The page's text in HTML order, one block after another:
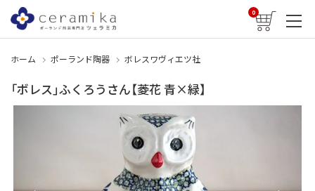
0
ホーム ポーランド陶器 ボレスワヴィエツ社
「ボレス」ふくろうさん【菱花 青×緑】